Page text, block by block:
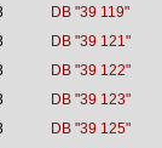
DB "39 119"
DB "39 121"
DB "39 122"
DB "39 123"
DB "39 125"